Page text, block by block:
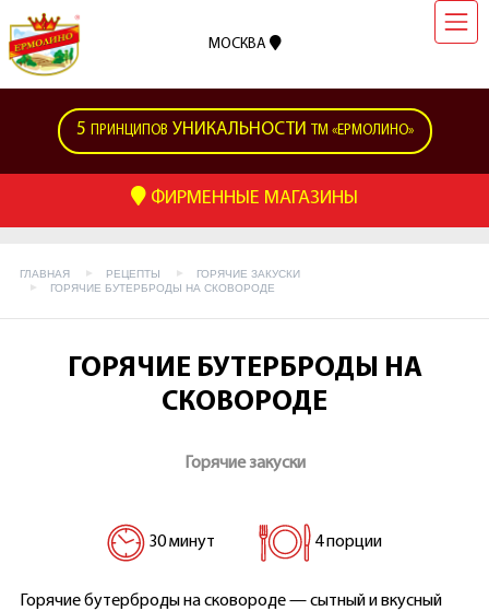
МОСКВА
5 ПРИНЦИПОВ УНИКАЛЬНОСТИ ТМ «ЕРМОЛИНО»
ФИРМЕННЫЕ МАГАЗИНЫ
ГЛАВНАЯ РЕЦЕПТЫ
ГОРЯЧИЕ ЗАКУСКИ
ГОРЯЧИЕ БУТЕРБРОДЫ НА СКОВОРОДЕ
ГОРЯЧИЕ БУТЕРБРОДЫ НА
СКОВОРОДЕ
Горячие закуски
30 минут 4 порции
Горячие бутерброды на сковороде — сытный и вкусный